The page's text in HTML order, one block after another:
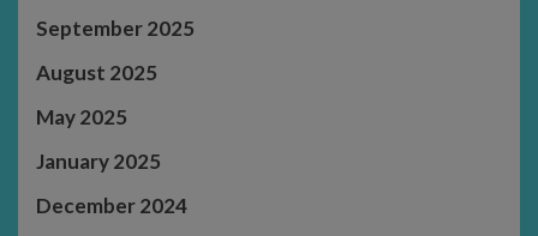
September 2025
August 2025
May 2025
January 2025
December 2024